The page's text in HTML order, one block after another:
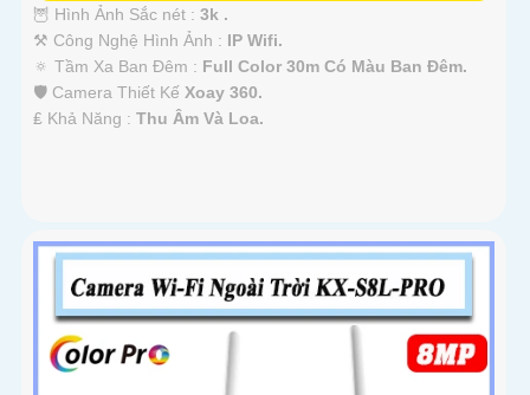
🦉 Hình Ảnh Sắc nét : 3k .
⚒ Công Nghệ Hình Ảnh : IP Wifi.
🔅 Tầm Xa Ban Đêm : Full Color 30m Có Màu Ban Ðêm.
🛡 Camera Thiết Kế Xoay 360.
️₤ Khả Năng : Thu Âm Và Loa.